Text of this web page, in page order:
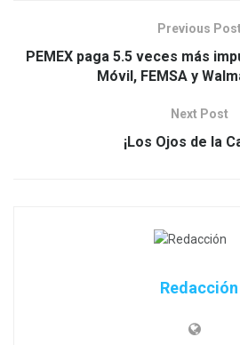
Previous Post
PEMEX paga 5.5 veces más
Móvil, FEMSA y
Next Post
¡Los Ojos de la
Redacción